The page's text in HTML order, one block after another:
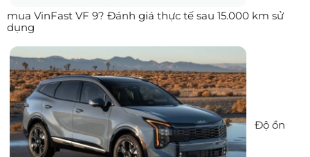
mua VinFast VF 9? Đánh giá thực tế sau 15.000 km sử
dụng
Độ ồn